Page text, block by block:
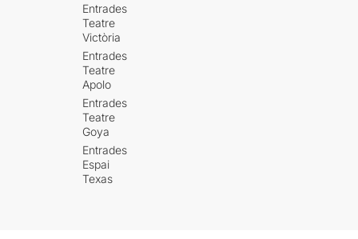
Entrades
Teatre
Victòria
Entrades
Teatre
Apolo
Entrades
Teatre
Goya
Entrades
Espai
Texas